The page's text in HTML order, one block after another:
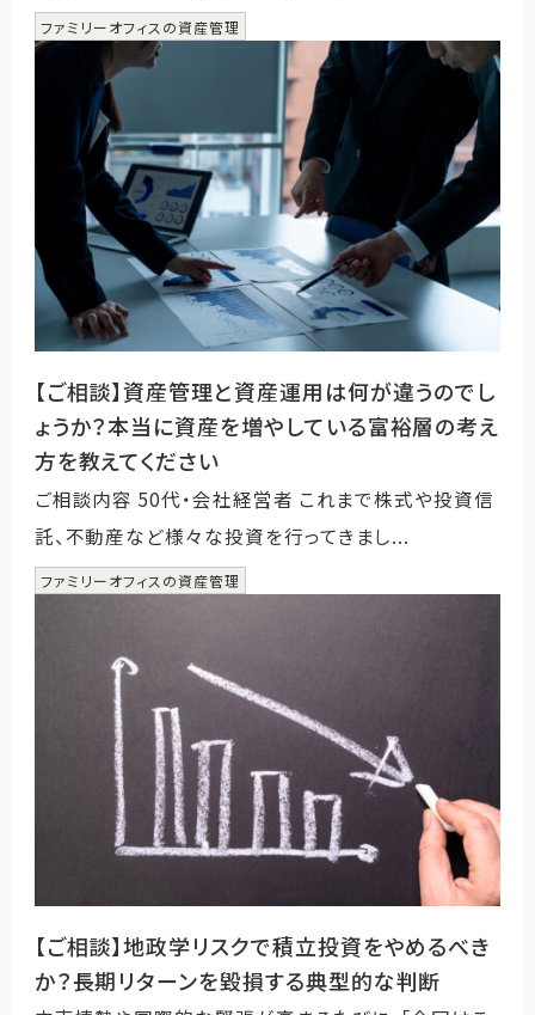
ファミリーオフィスの資産管理
【ご相談】資産管理と資産運用は何が違うのでし
ょうか？本当に資産を増やしている富裕層の考え
方を教えてください
ご相談内容 50代・会社経営者 これまで株式や投資信
託、不動産など様々な投資を行ってきまし...
ファミリーオフィスの資産管理
【ご相談】地政学リスクで積立投資をやめるべき
か？長期リターンを毀損する典型的な判断